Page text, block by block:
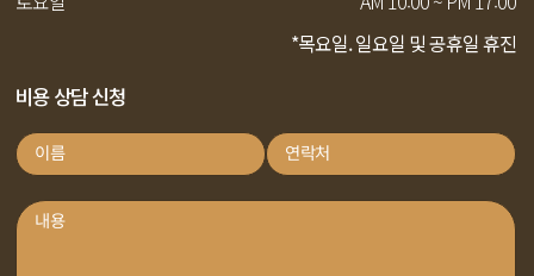
*목요일. 일요일 및 공휴일 휴진
비용 상담 신청